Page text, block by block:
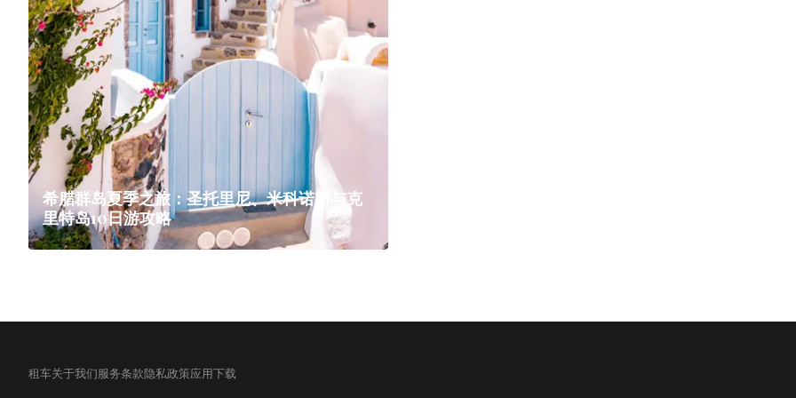
希腊群岛夏季之旅：圣托里尼、米科诺斯与克
里特岛10日游攻略
租车关于我们服务条款隐私政策应用下载